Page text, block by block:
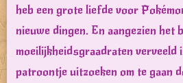
heb een grote liefde voor
nieuwe dingen. En aangezien het
moeilijkheidsgraadraten verveeld
patroontje uitzoeken om te gaan